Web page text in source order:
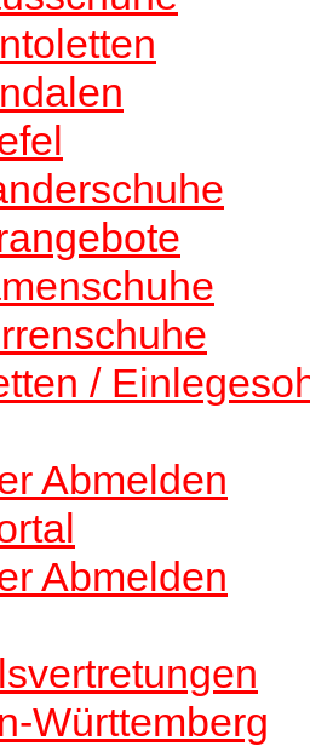
/
Abmelden
Abmelden
Württemberg